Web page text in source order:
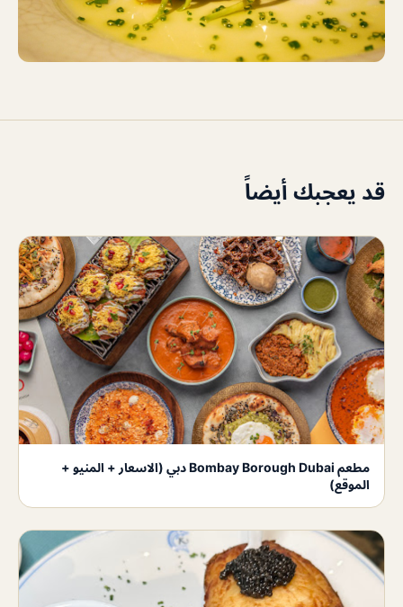
قد يعجبك أيضاً
مطعم Bombay Borough Dubai دبي (الاسعار + المنيو +
الموقع)